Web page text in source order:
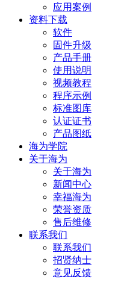
应用案例
资料下载
软件
固件升级
产品手册
使用说明
视频教程
程序示例
标准图库
认证证书
产品图纸
海为学院
关于海为
关于海为
新闻中心
幸福海为
荣誉资质
售后维修
联系我们
联系我们
招贤纳士
意见反馈